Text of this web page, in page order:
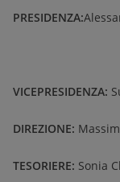
PRESIDENZA:
VICEPRESIDENZA:
DIREZIONE:
TESORIERE: Sonia